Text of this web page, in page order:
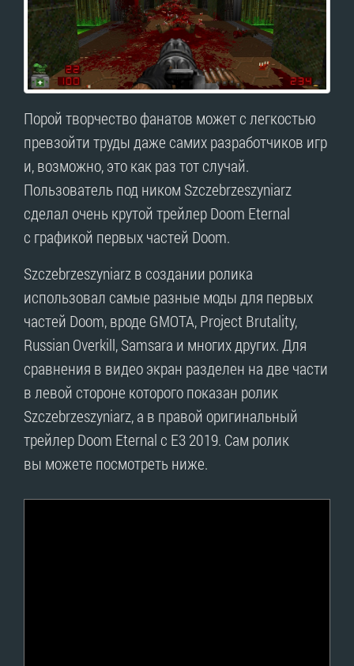
Порой творчество фанатов может с легкостью
превзойти труды даже самих разработчиков игр
и, возможно, это как раз тот случай.
Пользователь под ником Szczebrzeszyniarz
сделал очень крутой трейлер Doom Eternal
с графикой первых частей Doom.
Szczebrzeszyniarz в создании ролика
использовал самые разные моды для первых
частей Doom, вроде GMOTA, Project Brutality,
Russian Overkill, Samsara и многих других. Для
сравнения в видео экран разделен на две части
в левой стороне которого показан ролик
Szczebrzeszyniarz, а в правой оригинальный
трейлер Doom Eternal с E3 2019. Сам ролик
вы можете посмотреть ниже.